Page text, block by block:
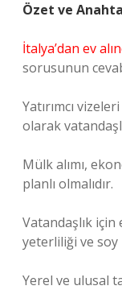
Özet ve
İtalya’dan ev
sorusunun
Yatırımcı
olarak
Mülk alımı,
planlı olmalıdır.
Vatandaşlık
yeterliliği ve soy
Yerel ve ulusal